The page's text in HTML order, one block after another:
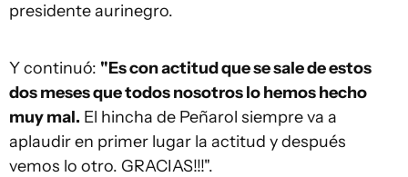
presidente aurinegro.
Y continuó: "Es con actitud que se sale de estos
dos meses que todos nosotros lo hemos hecho
muy mal. El hincha de Peñarol siempre va a
aplaudir en primer lugar la actitud y después
vemos lo otro. GRACIAS!!!".